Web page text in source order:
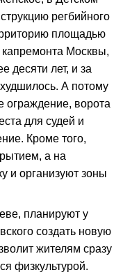
регбийного
площадью
Москвы,
десяти лет, и за
А потому
ограждение, ворота
для судей и
Кроме того,
а на
и организуют зоны
планируют у
создать новую
жителям сразу
физкультурой.